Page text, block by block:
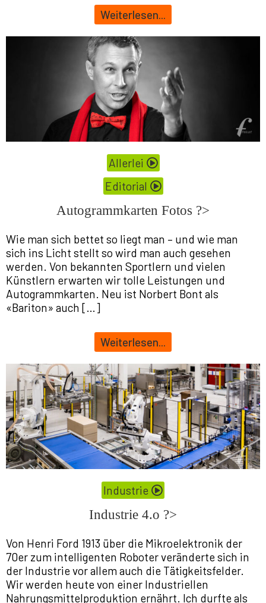
Weiterlesen...
Allerlei
Editorial
Autogrammkarten Fotos ?>
Wie man sich bettet so liegt man – und wie man
sich ins Licht stellt so wird man auch gesehen
werden. Von bekannten Sportlern und vielen
Künstlern erwarten wir tolle Leistungen und
Autogrammkarten. Neu ist Norbert Bont als
«Bariton» auch […]
Weiterlesen...
Industrie
Industrie 4.o ?>
Von Henri Ford 1913 über die Mikroelektronik der
70er zum intelligenten Roboter veränderte sich in
der Industrie vor allem auch die Tätigkeitsfelder.
Wir werden heute von einer Industriellen
Nahrungsmittelproduktion ernährt. Ich durfte als